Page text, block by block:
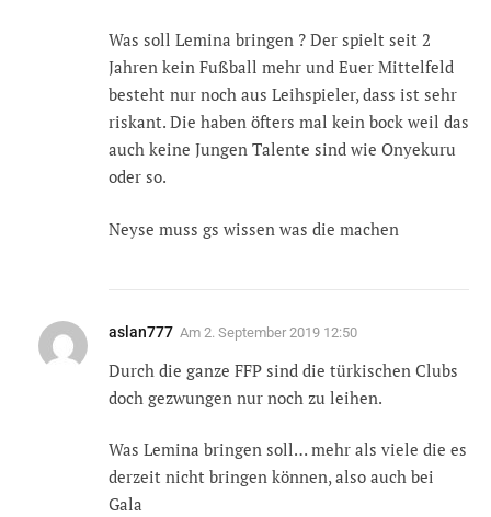
Was soll Lemina bringen ? Der spielt seit 2
Jahren kein Fußball mehr und Euer Mittelfeld
besteht nur noch aus Leihspieler, dass ist sehr
riskant. Die haben öfters mal kein bock weil das
auch keine Jungen Talente sind wie Onyekuru
oder so.
Neyse muss gs wissen was die machen
aslan777 Am 2. September 2019 12:50
Durch die ganze FFP sind die türkischen Clubs
doch gezwungen nur noch zu leihen.
Was Lemina bringen soll… mehr als viele die es
derzeit nicht bringen können, also auch bei
Gala